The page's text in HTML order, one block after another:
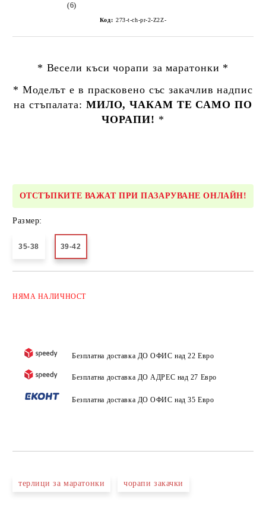
(6)
Код: 273-t-ch-pr-2-Z2Z-
* Весели къси чорапи за маратонки *
* Моделът е в прасковено със закачлив надпис
на стъпалата: МИЛО, ЧАКАМ ТЕ САМО ПО
ЧОРАПИ! *
ОТСТЪПКИТЕ ВАЖАТ ПРИ ПАЗАРУВАНЕ ОНЛАЙН!
Размер:
35-38 39-42
НЯМА НАЛИЧНОСТ
Безплатна доставка ДО ОФИС над 22 Евро
Безплатна доставка ДО АДРЕС над 27 Евро
Безплатна доставка ДО ОФИС над 35 Евро
терлици за маратонки чорапи закачки